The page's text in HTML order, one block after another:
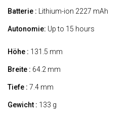
Batterie : Lithium-ion 2227 mAh
Autonomie: Up to 15 hours
Höhe : 131.5 mm
Breite : 64.2 mm
Tiefe : 7.4 mm
Gewicht : 133 g